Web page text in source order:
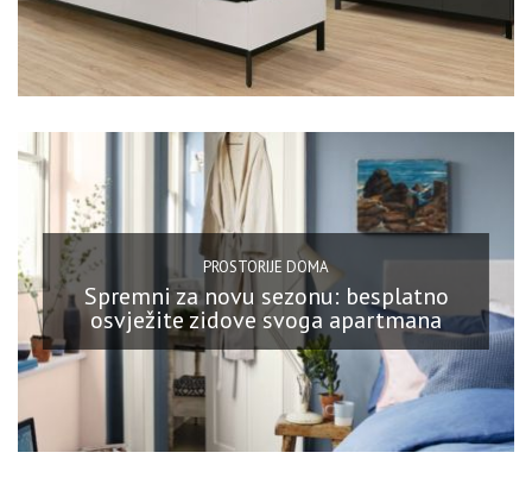
PROSTORIJE DOMA
Spremni za novu sezonu: besplatno
osvježite zidove svoga apartmana